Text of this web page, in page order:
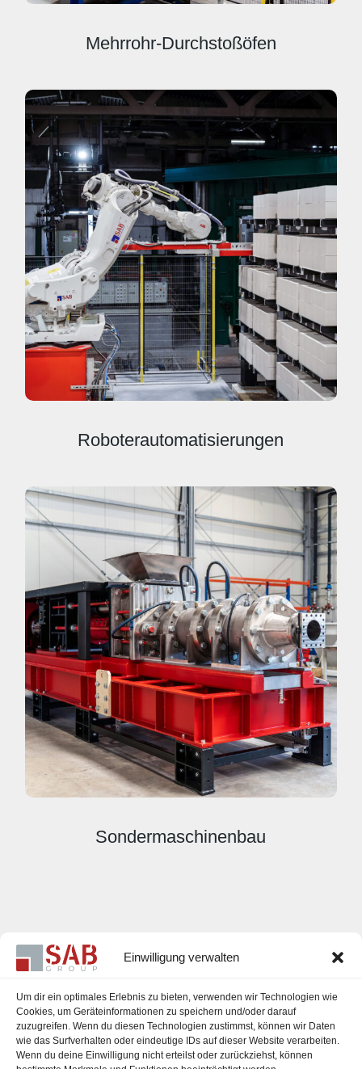
Einwilligung verwalten
Um dir ein optimales Erlebnis zu bieten, verwenden wir Technologien wie
Cookies, um Geräteinformationen zu speichern und/oder darauf
zuzugreifen. Wenn du diesen Technologien zustimmst, können wir Daten
wie das Surfverhalten oder eindeutige IDs auf dieser Website verarbeiten.
Wenn du deine Einwilligung nicht erteilst oder zurückziehst, können
Mehrrohr-Durchstoßöfen
Roboterautomatisierungen
Sondermaschinenbau
Karriere
Impressum